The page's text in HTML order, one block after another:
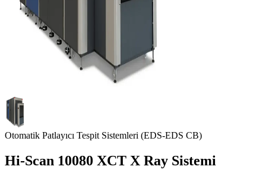
Otomatik Patlayıcı Tespit Sistemleri (EDS-EDS CB)
Hi-Scan 10080 XCT X Ray Sistemi